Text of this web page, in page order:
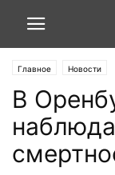
Главное Новости
В